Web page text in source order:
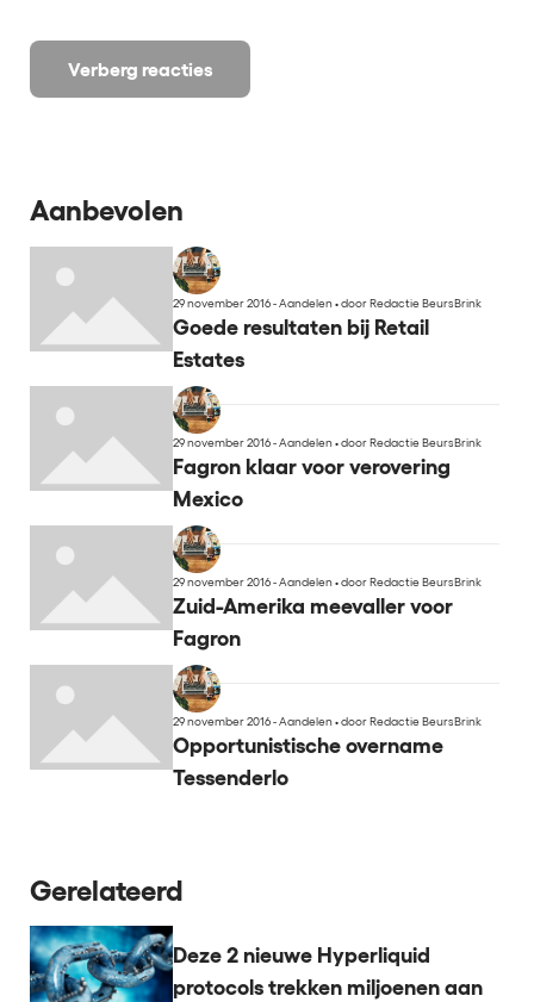
Verberg reacties
Aanbevolen
29 november 2016 - Aandelen•door Redactie BeursBrink
Goede resultaten bij Retail
Estates
29 november 2016 - Aandelen•door Redactie BeursBrink
Fagron klaar voor verovering
Mexico
29 november 2016 - Aandelen•door Redactie BeursBrink
Zuid-Amerika meevaller voor
Fagron
29 november 2016 - Aandelen•door Redactie BeursBrink
Opportunistische overname
Tessenderlo
Gerelateerd
Deze 2 nieuwe Hyperliquid
protocols trekken miljoenen aan